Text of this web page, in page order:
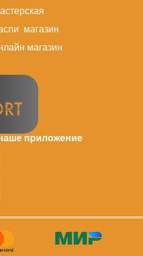
магазин
магазин
приложение